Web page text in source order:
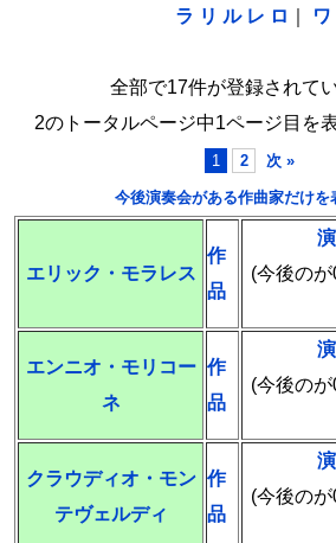
ラ リ ル レ ロ ワ
全部で17件が登録されてい
2のトータルページ中1ページ目を
1 2 次 »
今後演奏会がある作曲家だけを
エリック・モラレス
作
品
(今後の
エンニオ・モリコー
ネ
作
品
(今後の
クラウディオ・モン
テヴェルディ
作
品
(今後の